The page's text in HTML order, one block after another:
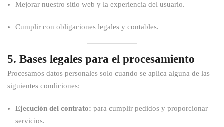
Mejorar nuestro sitio web y la experiencia del usuario.
Cumplir con obligaciones legales y contables.
5. Bases legales para el procesamiento
Procesamos datos personales solo cuando se aplica alguna de las
siguientes condiciones:
Ejecución del contrato: para cumplir pedidos y proporcionar
servicios.